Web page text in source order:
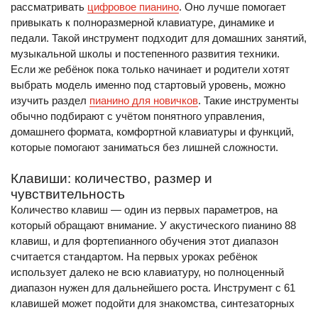
рассматривать цифровое пианино. Оно лучше помогает
привыкать к полноразмерной клавиатуре, динамике и
педали. Такой инструмент подходит для домашних занятий,
музыкальной школы и постепенного развития техники.
Если же ребёнок пока только начинает и родители хотят
выбрать модель именно под стартовый уровень, можно
изучить раздел пианино для новичков. Такие инструменты
обычно подбирают с учётом понятного управления,
домашнего формата, комфортной клавиатуры и функций,
которые помогают заниматься без лишней сложности.
Клавиши: количество, размер и
чувствительность
Количество клавиш — один из первых параметров, на
который обращают внимание. У акустического пианино 88
клавиш, и для фортепианного обучения этот диапазон
считается стандартом. На первых уроках ребёнок
использует далеко не всю клавиатуру, но полноценный
диапазон нужен для дальнейшего роста. Инструмент с 61
клавишей может подойти для знакомства, синтезаторных